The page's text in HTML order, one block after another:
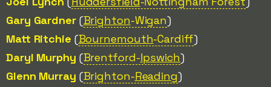
Gary Gardner(Brighton-Wigan)
Matt Ritchie (Bournemouth-Cardiff)
Daryl Murphy (Brentford-Ipswich)
Glenn Murray (Brighton-Reading)